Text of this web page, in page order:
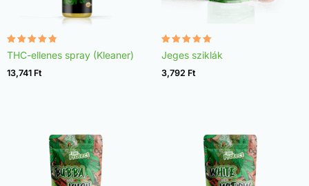
Értékelés:
4.75
/ 5
THC-ellenes spray (Kleaner)
13,741 Ft
Értékelés:
4.98
/ 5
Jeges sziklák
3,792 Ft